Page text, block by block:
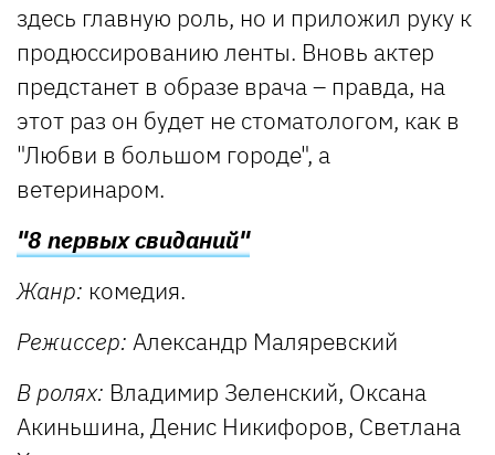
здесь главную роль, но и приложил руку к
продюссированию ленты. Вновь актер
предстанет в образе врача – правда, на
этот раз он будет не стоматологом, как в
"Любви в большом городе", а
ветеринаром.
"8 первых свиданий"
Жанр: комедия.
Режиссер: Александр Маляревский
В ролях: Владимир Зеленский, Оксана
Акиньшина, Денис Никифоров, Светлана